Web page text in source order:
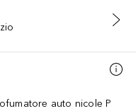
auto nicole P